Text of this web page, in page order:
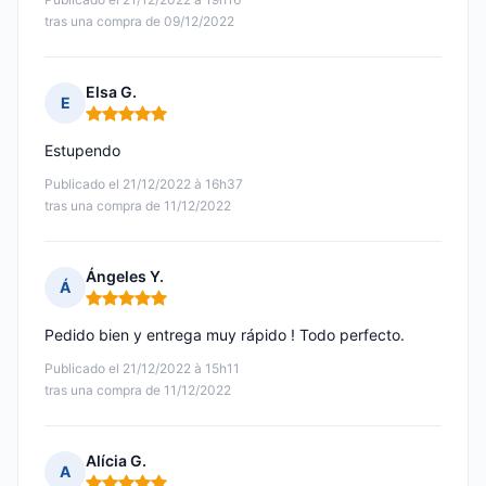
tras una compra de 09/12/2022
E
Elsa G.
Nota: 5 de 5
Publicado el 21/12/2022 à 16h37
tras una compra de 11/12/2022
Estupendo
Á
Ángeles Y.
Nota: 5 de 5
Publicado el 21/12/2022 à 15h11
tras una compra de 11/12/2022
Pedido bien y entrega muy rápido ! Todo perfecto.
A
Alícia G.